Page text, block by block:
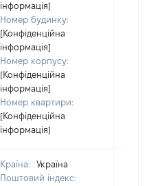
інформація]
Номер будинку:
[Конфіденційна
інформація]
Номер корпусу:
[Конфіденційна
інформація]
Номер квартири:
[Конфіденційна
інформація]
Країна:
Україна
Поштовий індекс: